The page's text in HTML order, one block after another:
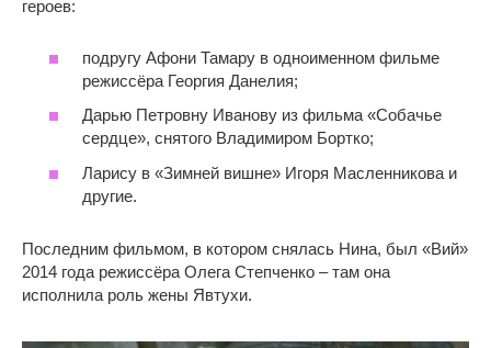
героев:
подругу Афони Тамару в одноименном фильме
режиссёра Георгия Данелия;
Дарью Петровну Иванову из фильма «Собачье
сердце», снятого Владимиром Бортко;
Ларису в «Зимней вишне» Игоря Масленникова и
другие.
Последним фильмом, в котором снялась Нина, был «Вий»
2014 года режиссёра Олега Степченко – там она
исполнила роль жены Явтухи.